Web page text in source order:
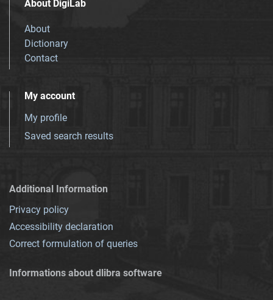
About DigiLab
About
Dictionary
Contact
My account
My profile
Saved search results
Additional Information
Privacy policy
Accessibility declaration
Correct formulation of queries
Informations about dlibra software